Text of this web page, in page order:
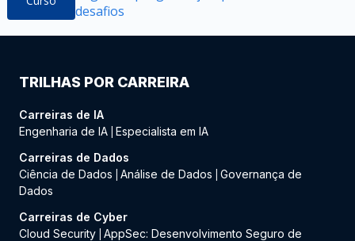
desafios
TRILHAS POR CARREIRA
Carreiras de IA
Engenharia de IA Especialista em IA
Carreiras de Dados
Ciência de Dados
Análise de Dados
Governança de
Dados
Carreiras de Cyber
Cloud Security AppSec: Desenvolvimento Seguro de